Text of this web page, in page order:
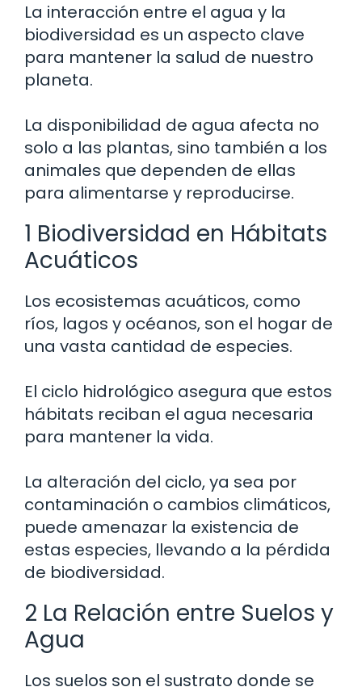
La interacción entre el agua y la
biodiversidad es un aspecto clave
para mantener la salud de nuestro
planeta.
La disponibilidad de agua afecta no
solo a las plantas, sino también a los
animales que dependen de ellas
para alimentarse y reproducirse.
1 Biodiversidad en Hábitats
Acuáticos
Los ecosistemas acuáticos, como
ríos, lagos y océanos, son el hogar de
una vasta cantidad de especies.
El ciclo hidrológico asegura que estos
hábitats reciban el agua necesaria
para mantener la vida.
La alteración del ciclo, ya sea por
contaminación o cambios climáticos,
puede amenazar la existencia de
estas especies, llevando a la pérdida
de biodiversidad.
2 La Relación entre Suelos y
Agua
Los suelos son el sustrato donde se